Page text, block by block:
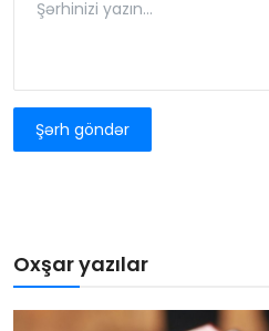
Şərh göndər
Oxşar yazılar